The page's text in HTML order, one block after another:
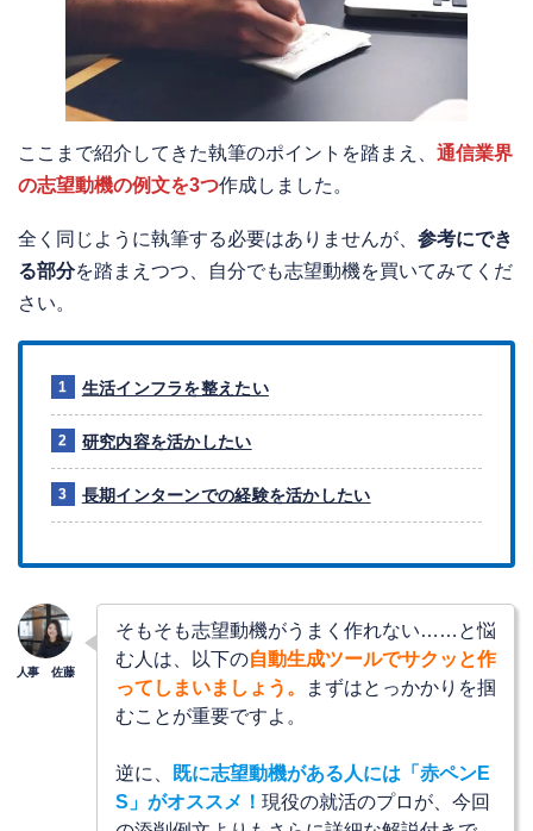
ここまで紹介してきた執筆のポイントを踏まえ、 通信業界
の志望動機の例文を3つ作成しました。
全く同じように執筆する必要はありませんが、 参考にでき
る部分を踏まえつつ、自分でも志望動機を買いてみてくだ
さい。
生活インフラを整えたい
研究内容を活かしたい
長期インターンでの経験を活かしたい
そもそも志望動機がうまく作れない……と悩
む人は、以下の自動生成ツールでサクッと作
ってしまいましょう。
まずはとっかかりを掴
むことが重要ですよ。
逆に、
既に志望動機がある人には「赤ペンE
S」がオススメ！ 現役の就活のプロが、今回